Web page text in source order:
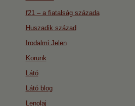
f21 – a fiatalság százada
Huszadik század
Irodalmi Jelen
Korunk
Látó
Látó blog
Lenolaj